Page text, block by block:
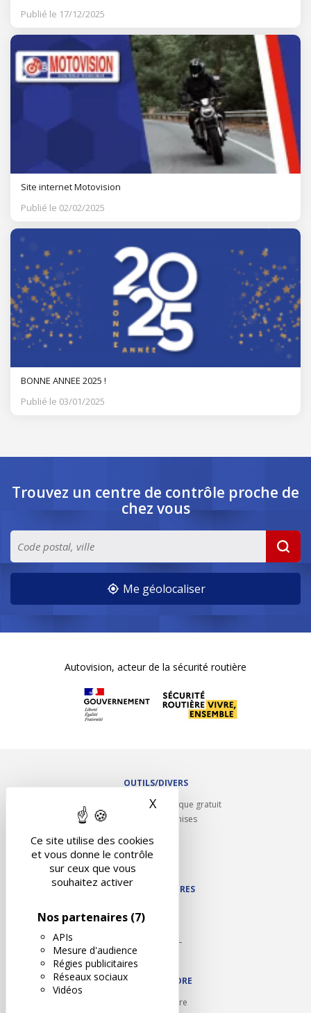
Ce site utilise des cookies
et vous donne le contrôle
sur ceux que vous
souhaitez activer
Nos partenaires (7)
APIs
Mesure d'audience
Régies publicitaires
Réseaux sociaux
Vidéos
X Masquer le bandeau des
Publié le 17/12/2025
Site internet Motovision
Publié le 02/02/2025
BONNE ANNEE 2025 !
Publié le 03/01/2025
Trouvez un centre de contrôle proche de
chez vous
Me géolocaliser
Autovision, acteur de la sécurité routière
OUTILS/DIVERS
Rappel contrôle technique gratuit
Partenariats/Remises
Contact
NOS PARTENAIRES
Autodidact
Karoil
Autovision PL
Motovision
NOUS REJOINDRE
Ouvrir un centre